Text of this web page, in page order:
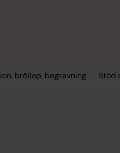
bröllop, begravning Stöd